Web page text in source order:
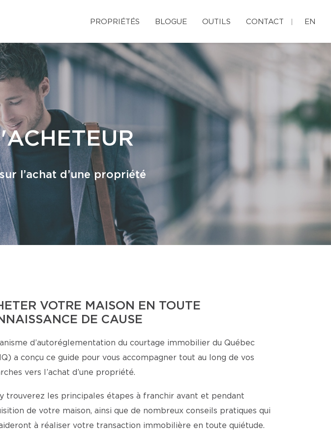
PROPRIÉTÉS BLOGUE OUTILS CONTACT EN
l’achat d’une propriété
VOTRE MAISON EN TOUTE
DE CAUSE
d’autoréglementation du courtage immobilier du Québec
a conçu ce guide pour vous accompagner tout au long de vos
vers l’achat d’une propriété.
y trouverez les principales étapes à franchir avant et pendant
de votre maison, ainsi que de nombreux conseils pratiques qui
à réaliser votre transaction immobilière en toute quiétude.